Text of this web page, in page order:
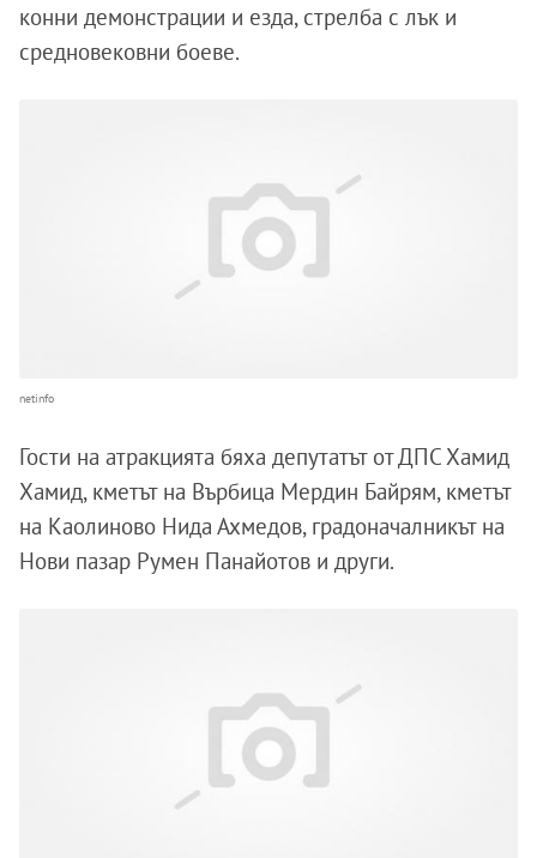
конни демонстрации и езда, стрелба с лък и
средновековни боеве.
netinfo
Гости на атракцията бяха депутатът от ДПС Хамид
Хамид, кметът на Върбица Мердин Байрям, кметът
на Каолиново Нида Ахмедов, градоначалникът на
Нови пазар Румен Панайотов и други.